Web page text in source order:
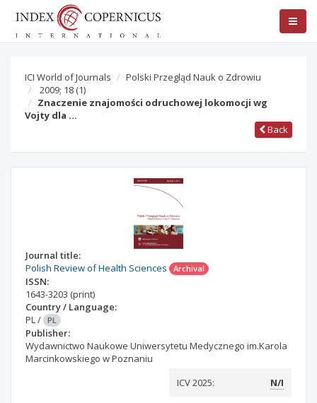
ICI World of Journals
Polski Przegląd Nauk o Zdrowiu
2009; 18 (1)
Znaczenie znajomości odruchowej lokomocji wg
Vojty dla …
Back
Journal title:
Polish Review of Health Sciences
Archival
ISSN:
1643-3203 (print)
Country / Language:
PL/ PL
Publisher:
Wydawnictwo Naukowe Uniwersytetu Medycznego im.Karola
Marcinkowskiego w Poznaniu
ICV 2025:
N/I